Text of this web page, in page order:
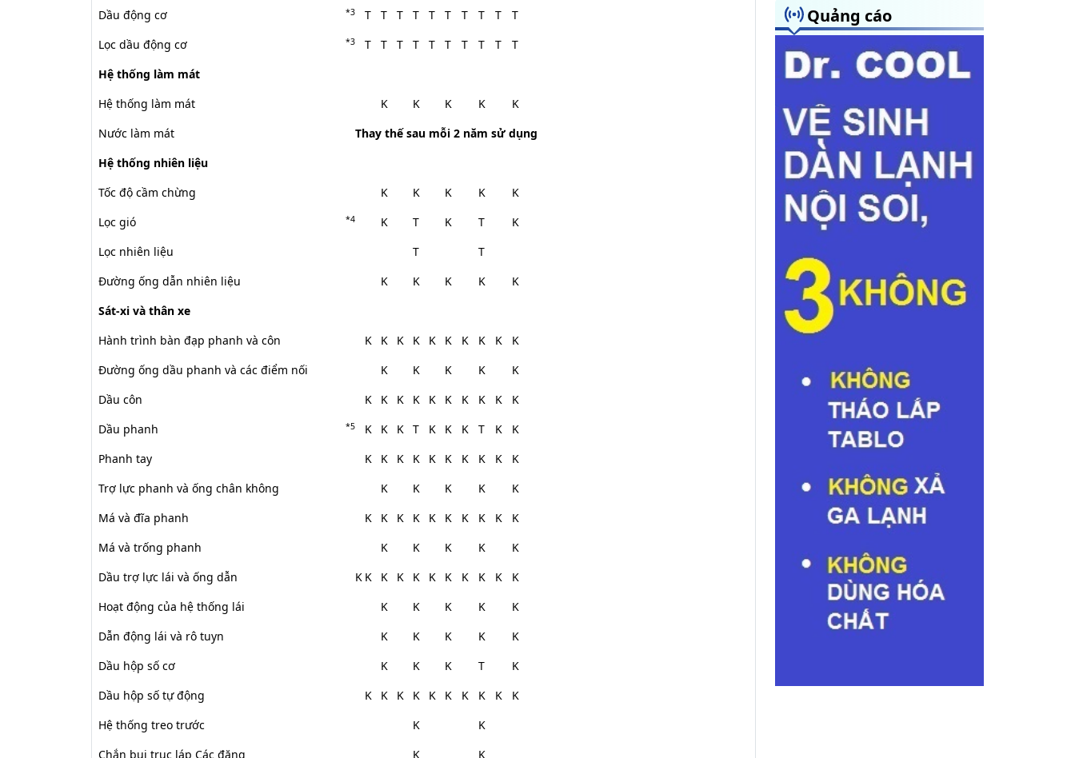
Dầu động cơ
*3 T T T T T T T T T
T
Lọc dầu động cơ
*3 T T T T T T T T T
T
Hệ thống làm mát
Hệ thống làm mát
K K K K
K
Nước làm mát
Thay thế sau mỗi 2 năm sử dụng
Hệ thống nhiên liệu
Tốc độ cầm chừng
K K K K
K
Lọc gió
*4 K T K T
K
Lọc nhiên liệu
T
T
Đường ống dẫn nhiên liệu
K K K K
K
Sát-xi và thân xe
Hành trình bàn đạp phanh và côn
K K K K K K K K K
K
Đường ống dầu phanh và các điểm nối
K K K K
K
Dầu côn
K K K K K K K K K
K
Dầu phanh
*5 K K K T K K K T K
K
Phanh tay
K K K K K K K K K
K
Trợ lực phanh và ống chân không
K K K K
K
Má và đĩa phanh
K K K K K K K K K
K
Má và trống phanh
K K K K
K
Dầu trợ lực lái và ống dẫn
K K K K K K K K K K
K
Hoạt động của hệ thống lái
K K K K
K
Dẫn động lái và rô tuyn
K K K K
K
Dầu hộp số cơ
K K K T
K
Dầu hộp số tự động
K K K K K K K K K
K
Hệ thống treo trước
K
K
Chắn bụi trục láp Các đăng
K
K
Quảng cáo